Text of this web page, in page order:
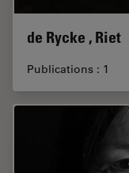
de Rycke , Riet
Publications : 1